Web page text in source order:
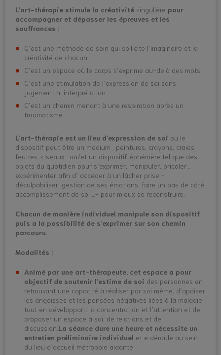
L’art-thérapie stimule la créativité singulière pour
accompagner et dépasser les épreuves et les
souffrances :
C’est une méthode de soin qui sollicite l’imaginaire et la
créativité de chacun
C’est un espace où le corps s’exprime au-delà des mots
C’est une stimulation de l’expression de soi sans
jugement ni interprétation
C’est un chemin menant à une respiration après un
traumatisme
L’art-thérapie est un lieu d’expression de soi où le
dispositif peut être un médium , peintures, crayons, craies,
feutres, ciseaux.. ou/et un dispositif éphémère tel que des
objets du quotidien pour s’exprimer, manipuler, bricoler…
expérimenter afin d’ accéder à un lâcher prise -
déculpabiliser, gestion de ses émotions, faire un pas de côté,
accomplissement de soi …- pour mieux se reconstruire.
Chacun de manière individuel manipule son dispositif
puis a la possibilité de s’exprimer sur son chemin
parcouru.
Modalités :
Animé par une art-thérapeute, cet espace a pour
objectif de soutenir l’estime de soi des personnes en
retrouvant une capacité à réaliser par soi même, d’apaiser
les angoisses et les pensées négatives liées à la maladie
tout en développant la concentration et l’attention et de
proposer un espace à soi, de relations et de
discussion. La séance dure une heure et nécessite un
entretien préliminaire individuel et e déroule au sein
du lieu d’accueil métropole aidante